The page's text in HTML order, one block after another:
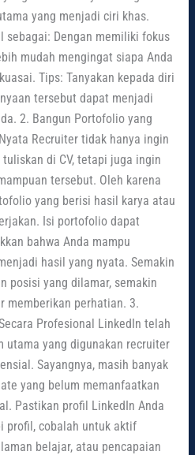
yang menjadi ciri khas.
sebagai: Dengan memiliki fokus
mudah mengingat siapa Anda
Tips: Tanyakan kepada diri
tersebut dapat menjadi
2. Bangun Portofolio yang
Recruiter tidak hanya ingin
di CV, tetapi juga ingin
tersebut. Oleh karena
yang berisi hasil karya atau
Isi portofolio dapat
bahwa Anda mampu
hasil yang nyata. Semakin
posisi yang dilamar, semakin
memberikan perhatian. 3.
Profesional LinkedIn telah
utama yang digunakan recruiter
Sayangnya, masih banyak
yang belum memanfaatkan
Pastikan profil LinkedIn Anda
profil, cobalah untuk aktif
belajar, atau pencapaian